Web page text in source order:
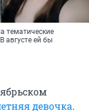
тематические
августе ей бы
девочка.